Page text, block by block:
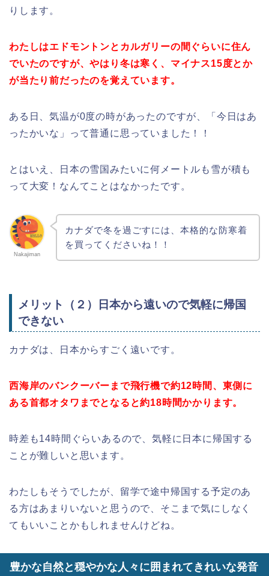
りします。
わたしはエドモントンとカルガリーの間ぐらいに住ん
でいたのですが、やはり冬は寒く、マイナス15度とか
が当たり前だったのを覚えています。
ある日、気温が0度の時があったのですが、「今日はあ
ったかいな」って普通に思っていました！！
とはいえ、日本の雪国みたいに何メートルも雪が積も
って大変！なんてことはなかったです。
Nakajiman
カナダで冬を過ごすには、本格的な防寒着
を買ってくださいね！！
メリット（２）日本から遠いので気軽に帰国
できない
カナダは、日本からすごく遠いです。
西海岸のバンクーバーまで飛行機で約12時間、東側に
ある首都オタワまでとなると約18時間かかります。
時差も14時間ぐらいあるので、気軽に日本に帰国する
ことが難しいと思います。
わたしもそうでしたが、留学で途中帰国する予定のあ
る方はあまりいないと思うので、そこまで気にしなく
てもいいことかもしれませんけどね。
豊かな自然と穏やかな人々に囲まれてきれいな発音